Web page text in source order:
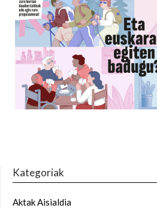
Kategoriak
Aktak Aisialdia